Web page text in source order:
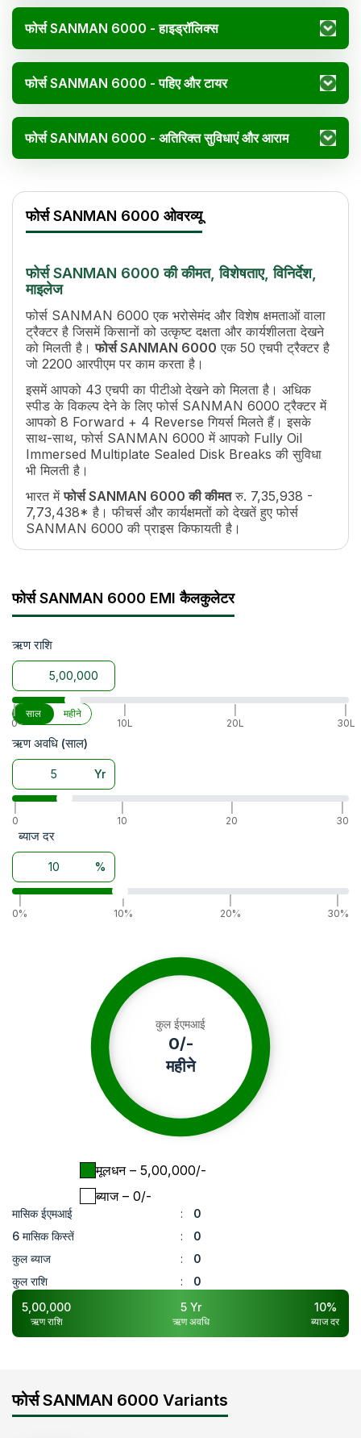
फोर्स SANMAN 6000 - हाइड्रॉलिक्स
फोर्स SANMAN 6000 - पहिए और टायर
फोर्स SANMAN 6000 - अतिरिक्त सुविधाएं और आराम
Specification
एचपी
50
इंजन रेटेड आरपीएम 2200
कूलिंग सिस्टम
ट्रांसमिशन नाम
Synchromesh
गियर की संख्या
8 Forward + 4 Reverse
क्लच
Dual, Dry Mechanical Actuation
43
पीटीओ टाइप
6 Spline
पीटीओ स्पीड
540/1000
ब्रेक
Fully Oil Immersed Multiplate Sealed Disk
स्टीयरिंग
Power Steering
ईंधन टैंक क्षमता
ऊंचाई
3640 mm
व्हील बेस
2032 mm
ट्रैक्टर वजन
2080/2130 Kg
ग्राउंड क्लीयरेंस
415 mm
पॉइंट लिंकेज
3 pooint linkage Category - II
हाइड्रॉलिक कंट्रोल ADDC System with Bosch Control Valve
वारंटी
फोर्स SANMAN 6000 ओवरव्यू
फोर्स SANMAN 6000 की कीमत, विशेषताए, विनिर्देश,
माइलेज
फोर्स SANMAN 6000 एक भरोसेमंद और विशेष क्षमताओं वाला
ट्रैक्टर है जिसमें किसानों को उत्कृष्ट दक्षता और कार्यशीलता देखने
को मिलती है।फोर्स SANMAN 6000 एक 50 एचपी ट्रैक्टर है
जो 2200 आरपीएम पर काम करता है।
इसमें आपको 43 एचपी का पीटीओ देखने को मिलता है। अधिक
स्पीड के विकल्प देने के लिए फोर्स SANMAN 6000 ट्रैक्टर में
आपको 8 Forward + 4 Reverse गियर्स मिलते हैं। इसके
साथ-साथ, फोर्स SANMAN 6000 में आपको Fully Oil
Immersed Multiplate Sealed Disk Breaks की सुविधा
भी मिलती है।
भारत मेंफोर्स SANMAN 6000 की कीमतरु. 7,35,938 -
7,73,438* है। फीचर्स और कार्यक्षमतों को देखतें हुए फोर्स
SANMAN 6000 की प्राइस किफायती है।
इसके साथ-साथ, फोर्स SANMAN 6000 सभी कृषि इम्प्लीमेंट्स
सकता है।
फोर्स SANMAN 6000 EMI कैलकुलेटर
ऋण राशि
|
0
10L
20L
30L
साल महीने
ऋण अवधि (साल)
Yr
0
10
20
30
ब्याज दर
%
0%
|
10%
20%
30%
कुल ईएमआई
0/-
महीने
मूलधन– ₹ 5,00,000/-
ब्याज– ₹ 0/-
मासिक ईएमआई :
0
6 मासिक किस्तें
:
0
कुल ब्याज
:
0
कुल राशि
:
0
5,00,000
ऋण राशि
5 Yr
ऋण अवधि
10%
ब्याज दर
फोर्स SANMAN 6000 Variants